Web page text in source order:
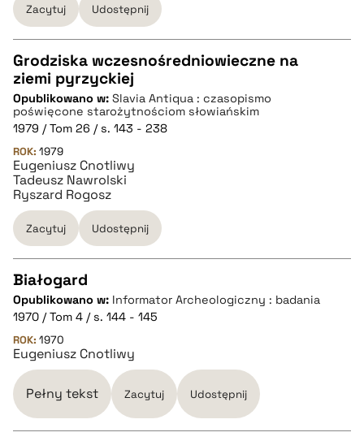
pobierz cytat
Zacytuj Udostępnij
CZYSTY TEKST
pobierz cytat
BIBTEX
pobierz cytat
Grodziska wczesnośredniowieczne na
ziemi pyrzyckiej
Opublikowano w: Slavia Antiqua : czasopismo
poświęcone starożytnościom słowiańskim
1979 / Tom 26 / s. 143 - 238
ROK: 1979
Eugeniusz Cnotliwy
Tadeusz Nawrolski
Ryszard Rogosz
Zacytuj Udostępnij
CZYSTY TEKST
pobierz cytat
Białogard
Opublikowano w: Informator Archeologiczny : badania
1970 / Tom 4 / s. 144 - 145
ROK: 1970
Eugeniusz Cnotliwy
Pełny tekst Zacytuj Udostępnij